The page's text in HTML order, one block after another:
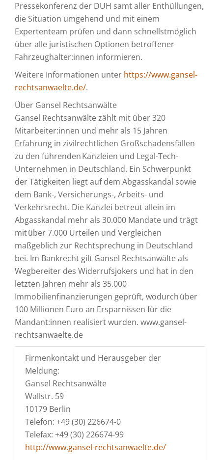
Pressekonferenz der DUH samt aller Enthüllungen,
die Situation umgehend und mit einem
Expertenteam prüfen und dann schnellstmöglich
über alle juristischen Optionen betroffener
Fahrzeughalter:innen informieren.
Weitere Informationen unter https://www.gansel-
rechtsanwaelte.de/.
Über Gansel Rechtsanwälte
Gansel Rechtsanwälte zählt mit über 320
Mitarbeiter:innen und mehr als 15 Jahren
Erfahrung in zivilrechtlichen Großschadensfällen
zu den führenden Kanzleien und Legal-Tech-
Unternehmen in Deutschland. Ein Schwerpunkt
der Tätigkeiten liegt auf dem Abgasskandal sowie
dem Bank-, Versicherungs-, Arbeits- und
Verkehrsrecht. Die Kanzlei betreut allein im
Abgasskandal mehr als 30.000 Mandate und trägt
mit über 7.000 Urteilen und Vergleichen
maßgeblich zur Rechtsprechung in Deutschland
bei. Im Bankrecht gilt Gansel Rechtsanwälte als
Wegbereiter des Widerrufsjokers und hat in den
letzten Jahren mehr als 35.000
Immobilienfinanzierungen geprüft, wodurch über
100 Millionen Euro an Ersparnissen für die
Mandant:innen realisiert wurden. www.gansel-
rechtsanwaelte.de
Firmenkontakt und Herausgeber der
Meldung:
Gansel Rechtsanwälte
Wallstr. 59
10179 Berlin
Telefon: +49 (30) 226674-0
Telefax: +49 (30) 226674-99
http://www.gansel-rechtsanwaelte.de/